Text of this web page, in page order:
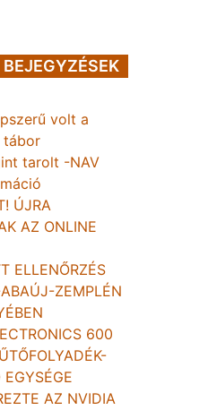
volt a
tábor
tarolt -NAV
ÚJRA
AZ ONLINE
ELLENŐRZÉS
ZEMPLÉN
600
EGYSÉGE
AZ NVIDIA